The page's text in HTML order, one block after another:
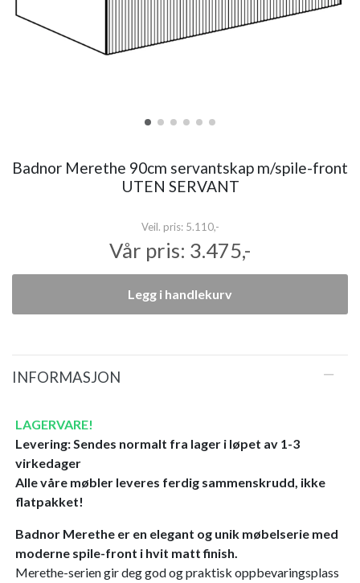
Badnor Merethe 90cm servantskap m/spile-front
UTEN SERVANT
Veil. pris: 5.110,-
Vår pris: 3.475,-
Legg i handlekurv
INFORMASJON
LAGERVARE!
Levering: Sendes normalt fra lager i løpet av 1-3
virkedager
Alle våre møbler leveres ferdig sammenskrudd, ikke
flatpakket!
Badnor Merethe er en elegant og unik møbelserie med
moderne spile-front i hvit matt finish.
Merethe-serien gir deg god og praktisk oppbevaringsplass